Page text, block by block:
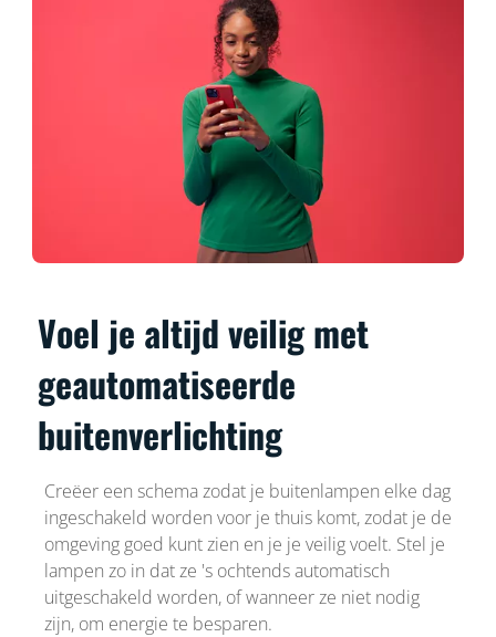
Voel je altijd veilig met
geautomatiseerde
buitenverlichting
Creëer een schema zodat je buitenlampen elke dag
ingeschakeld worden voor je thuis komt, zodat je de
omgeving goed kunt zien en je je veilig voelt. Stel je
lampen zo in dat ze 's ochtends automatisch
uitgeschakeld worden, of wanneer ze niet nodig
zijn, om energie te besparen.